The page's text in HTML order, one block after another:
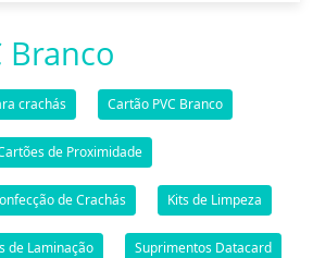
Branco
crachás Cartão PVC Branco
de Proximidade
de Crachás Kits de Limpeza
de Laminação Suprimentos Datacard